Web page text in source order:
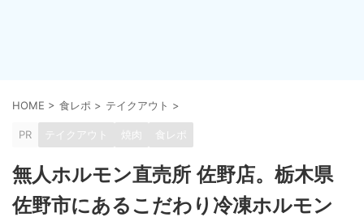
HOME > 食レポ > テイクアウト >
PR テイクアウト 焼肉 食レポ
無人ホルモン直売所 佐野店。栃木県
佐野市にあるこだわり冷凍ホルモン